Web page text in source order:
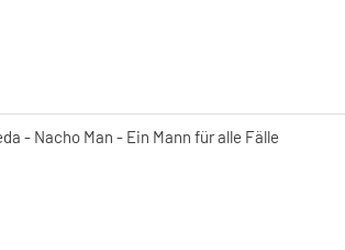
- Nacho Man - Ein Mann für alle Fälle